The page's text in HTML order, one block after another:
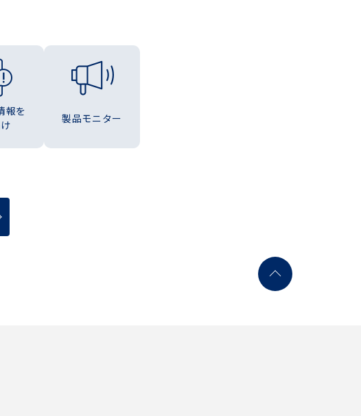
報を
製品モニター